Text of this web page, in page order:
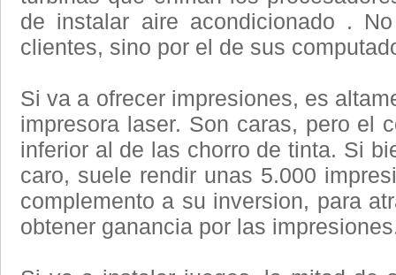
de instalar aire acondicionado .
clientes, sino por el de sus
Si va a ofrecer impresiones, es
impresora laser. Son caras, pero el
inferior al de las chorro de tinta. Si
caro, suele rendir unas 5.000
complemento a su inversion, para
obtener ganancia por las